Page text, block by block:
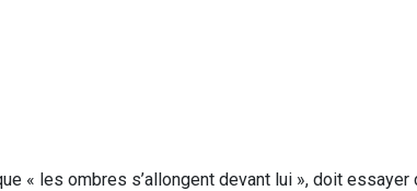
« les ombres s’allongent devant lui », doit essayer